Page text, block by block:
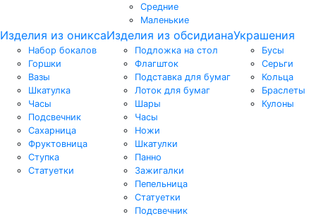
Средние
Маленькие
Изделия из оникса
Набор бокалов
Горшки
Вазы
Шкатулка
Часы
Подсвечник
Сахарница
Фруктовница
Ступка
Статуетки
Изделия из обсидиана
Подложка на стол
Флагшток
Подставка для бумаг
Лоток для бумаг
Шары
Часы
Ножи
Шкатулки
Панно
Зажигалки
Пепельница
Статуетки
Подсвечник
Украшения
Бусы
Серьги
Кольца
Браслеты
Кулоны